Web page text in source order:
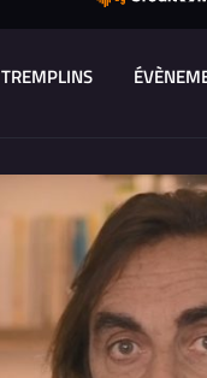
TREMPLINS